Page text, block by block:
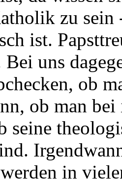
zu sein
ist.
uns
ob
ob man
seine
in